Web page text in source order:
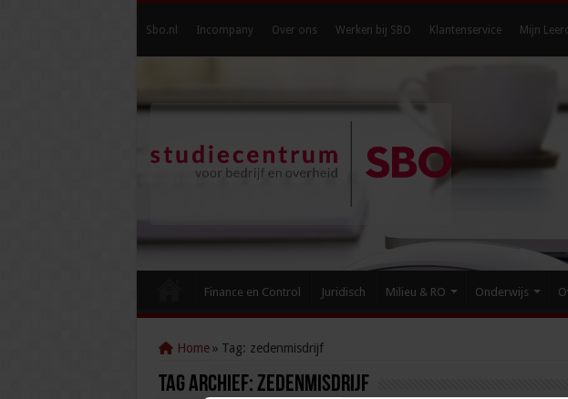
Sbo.nl Incompany Over ons Werken bij SBO Klantenservice Mijn
Finance en Control Juridisch Milieu & RO Onderwijs
Home » Tag: zedenmisdrijf
Tag Archief:zedenmisdrijf